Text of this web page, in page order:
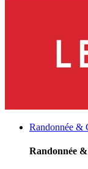
Randonnée &
Randonnée